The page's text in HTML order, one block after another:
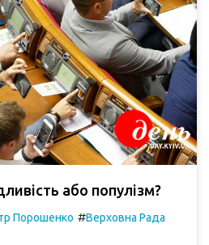
або популізм?
Порошенко #Верховна Рада